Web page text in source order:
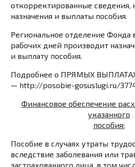
откорректированные
назначения и выплаты пособия.
Региональное отделение Фонда
рабочих дней производит
и выплату пособия.
Подробнее о ПРЯМЫХ ВЫПЛАТАХ
— http://posobie-gosuslugi.ru/
Финансовое обеспечение
указанного
пособия:
Пособие в случаях утраты
вследствие заболевания или
застрахованного лица, в том